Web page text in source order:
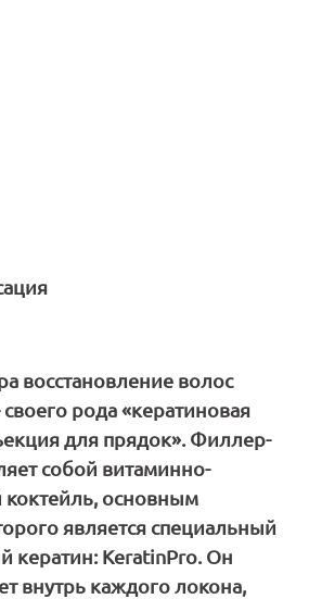
восстановление волос
рода «кератиновая
для прядок». Филлер-
собой витаминно-
основным
является специальный
кератин: KeratinPro. Он
внутрь каждого локона,